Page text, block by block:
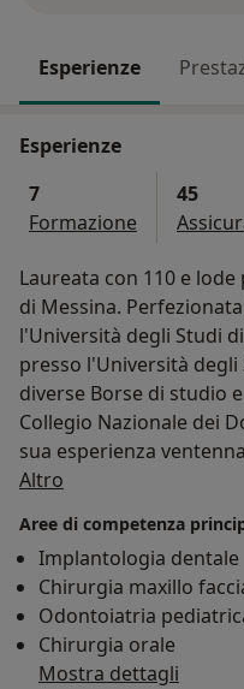
Esperienze
Esperienze
7
Formazione
45
Laureata con 110 e
di Messina.
l'Università degli Studi
presso l'Università degli
diverse Borse di studio
Collegio Nazionale dei
sua esperienza
competenze in ogni
senza lembi, faccette
designing (simulazione
attraverso foto e
un Invisalign provider.
di ultima generazione
Altro
Aree di competenza
Implantologia dentale
Chirurgia maxillo
Odontoiatria
Chirurgia orale
Mostra dettagli